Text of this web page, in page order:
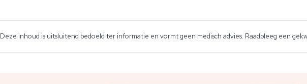
Deze inhoud is uitsluitend bedoeld ter informatie en vormt geen medisch advies. Raadpleeg een